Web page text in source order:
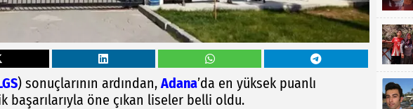
) sonuçlarının ardından, Adana’da en yüksek puanlı
başarılarıyla öne çıkan liseler belli oldu.